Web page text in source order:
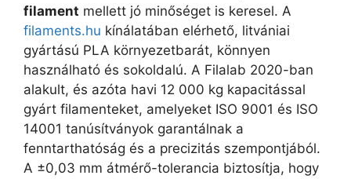
filament mellett jó minőséget is keresel. A
filaments.hu kínálatában elérhető, litvániai
gyártású PLA környezetbarát, könnyen
használható és sokoldalú. A Filalab 2020-ban
alakult, és azóta havi 12 000 kg kapacitással
gyárt filamenteket, amelyeket ISO 9001 és ISO
14001 tanúsítványok garantálnak a
fenntarthatóság és a precizitás szempontjából.
A ±0,03 mm átmérő-tolerancia biztosítja, hogy